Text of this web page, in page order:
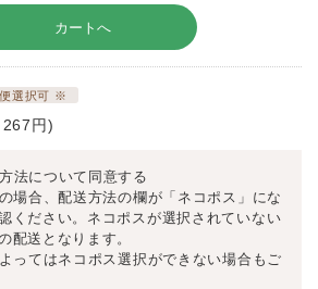
便選択可 ※
267円)
法について同意する
場合、配送方法の欄が「ネコポス」にな
ください。ネコポスが選択されていない
配送となります。
ってはネコポス選択ができない場合もご